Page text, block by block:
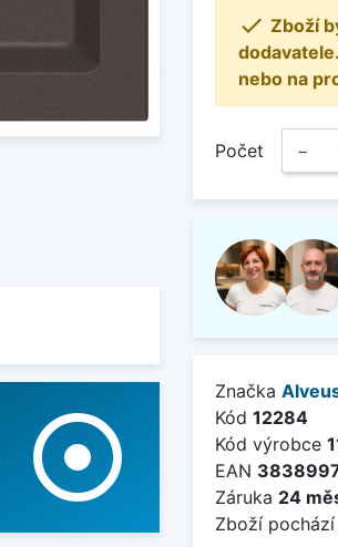
adjust
 Zboží
nebo na
Počet −
Značka
Kód 12284
Kód výrobce
EAN
Záruka 24
Zboží